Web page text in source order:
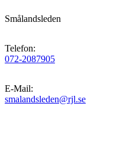
Smålandsleden
Telefon:
072-2087905
E-Mail:
smalandsleden@rjl.se